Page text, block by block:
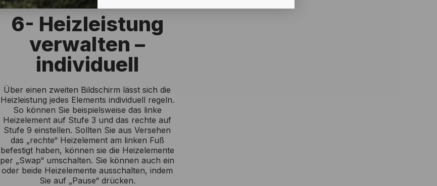
6- Heizleistung
verwalten –
individuell
Über einen zweiten Bildschirm lässt sich die
Heizleistung jedes Elements individuell regeln.
So können Sie beispielsweise das linke
Heizelement auf Stufe 3 und das rechte auf
Stufe 9 einstellen. Sollten Sie aus Versehen
das „rechte“ Heizelement am linken Fuß
befestigt haben, können sie die Heizelemente
per „Swap“ umschalten. Sie können auch ein
oder beide Heizelemente ausschalten, indem
Sie auf „Pause“ drücken.